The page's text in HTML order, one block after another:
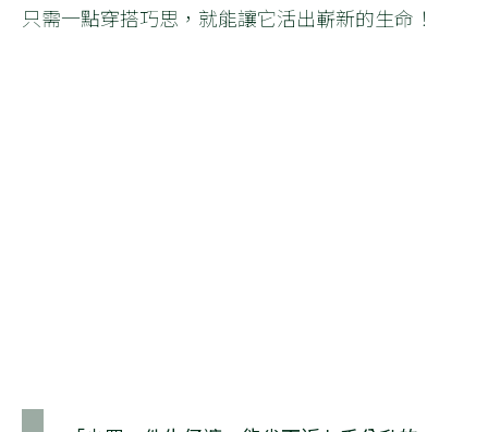
只需一點穿搭巧思，就能讓它活出嶄新的生命！